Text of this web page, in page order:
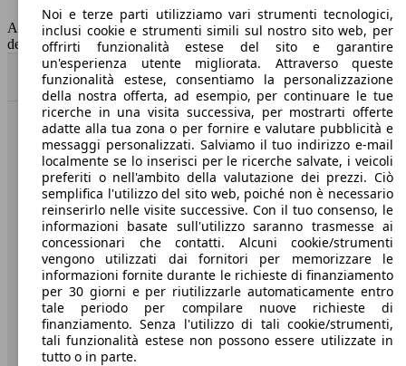
Capacità del serbatoio
52 l
AutoScout24 non si assume alcuna responsabilità per la correttezza
dei dati.
Torna su
Benvenuti su AutoScout24, il mercato auto europeo.
Società
A proposito di AutoScout24
Stampa
Media
Condizioni generali
Informazioni
Noi e terze parti utilizziamo vari strumenti tecnologici,
inclusi cookie e strumenti simili sul nostro sito web, per
offrirti funzionalità estese del sito e garantire
un'esperienza utente migliorata. Attraverso queste
funzionalità estese, consentiamo la personalizzazione
della nostra offerta, ad esempio, per continuare le tue
ricerche in una visita successiva, per mostrarti offerte
adatte alla tua zona o per fornire e valutare pubblicità e
messaggi personalizzati. Salviamo il tuo indirizzo e-mail
localmente se lo inserisci per le ricerche salvate, i veicoli
preferiti o nell'ambito della valutazione dei prezzi. Ciò
semplifica l'utilizzo del sito web, poiché non è necessario
reinserirlo nelle visite successive. Con il tuo consenso, le
informazioni basate sull'utilizzo saranno trasmesse ai
concessionari che contatti. Alcuni cookie/strumenti
vengono utilizzati dai fornitori per memorizzare le
informazioni fornite durante le richieste di finanziamento
per 30 giorni e per riutilizzarle automaticamente entro
tale periodo per compilare nuove richieste di
finanziamento. Senza l'utilizzo di tali cookie/strumenti,
tali funzionalità estese non possono essere utilizzate in
tutto o in parte.